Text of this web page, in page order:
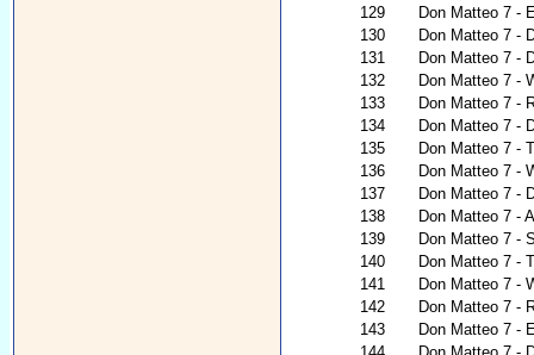
129
Don Matteo 7 -
130
Don Matteo 7 -
131
Don Matteo 7 -
132
Don Matteo 7 -
133
Don Matteo 7 -
134
Don Matteo 7 -
135
Don Matteo 7 -
136
Don Matteo 7 -
137
Don Matteo 7 -
138
Don Matteo 7 -
139
Don Matteo 7 -
140
Don Matteo 7 -
141
Don Matteo 7 -
142
Don Matteo 7 -
143
Don Matteo 7 -